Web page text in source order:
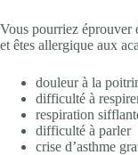
Vous pourriez éprouver
et êtes allergique aux
douleur à la
difficulté à
respiration
difficulté à parler
crise d’asthme